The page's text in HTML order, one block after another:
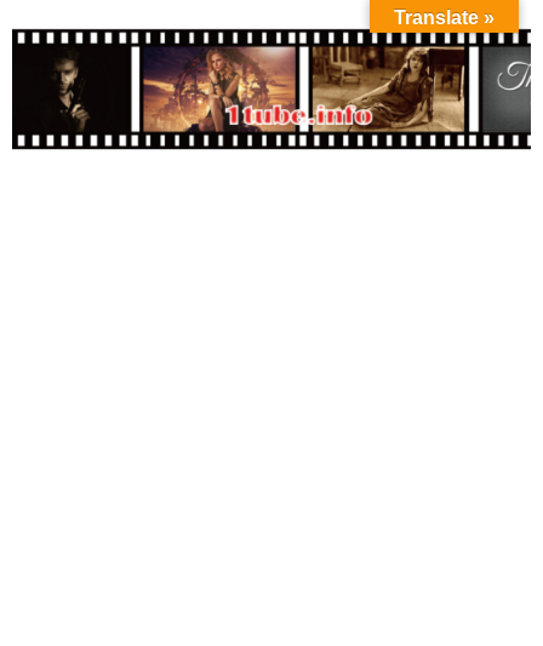
Translate »